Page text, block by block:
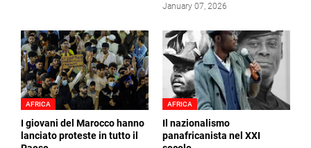
January 07, 2026
AFRICA
I giovani del Marocco hanno
lanciato proteste in tutto il
AFRICA
Il nazionalismo
panafricanista nel XXI